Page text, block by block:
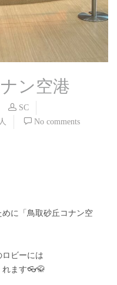
ン空港
SC
No comments
めに「鳥取砂丘コナン空
ビーには
れます👓🥋